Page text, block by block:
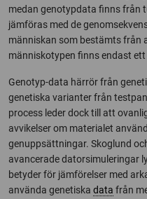
medan genotypdata finns från
jämföras med de
människan som bestämts från
människotypen finns endast
Genotyp-data härrör från
genetiska varianter från
process leder dock till att
avvikelser om materialet
genuppsättningar. Skoglund
avancerade datorsimuleringar
betyder för jämförelser med
använda genetiska data från